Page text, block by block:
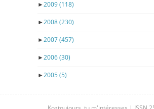
►2009(118)
►2008(230)
►2007(457)
►2006(30)
►2005(5)